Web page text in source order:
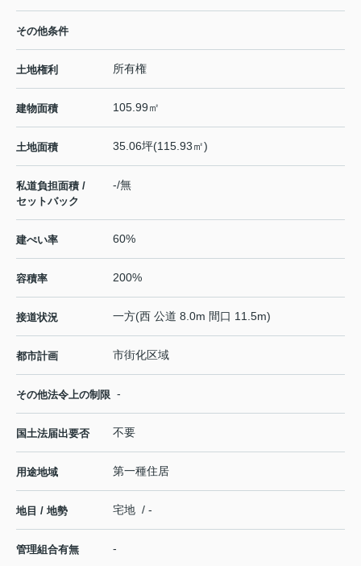
その他条件
土地権利 所有権
建物面積 105.99㎡
土地面積 35.06坪(115.93㎡)
私道負担面積 /
セットバック
-/無
建ぺい率 60%
容積率 200%
接道状況 一方(西 公道 8.0m 間口 11.5m)
都市計画 市街化区域
その他法令上の制限 -
国土法届出要否 不要
用途地域 第一種住居
地目 / 地勢 宅地 / -
管理組合有無 -